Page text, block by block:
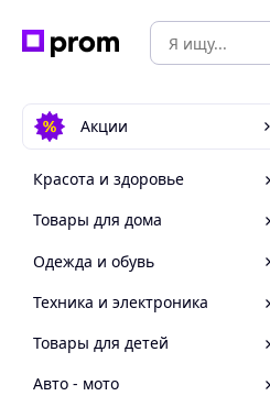
Акции
Красота и здоровье
Товары для дома
Одежда и обувь
Техника и электроника
Товары для детей
Авто - мото